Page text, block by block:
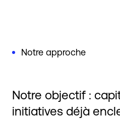
Notre approche
Notre objectif :
initiatives déjà